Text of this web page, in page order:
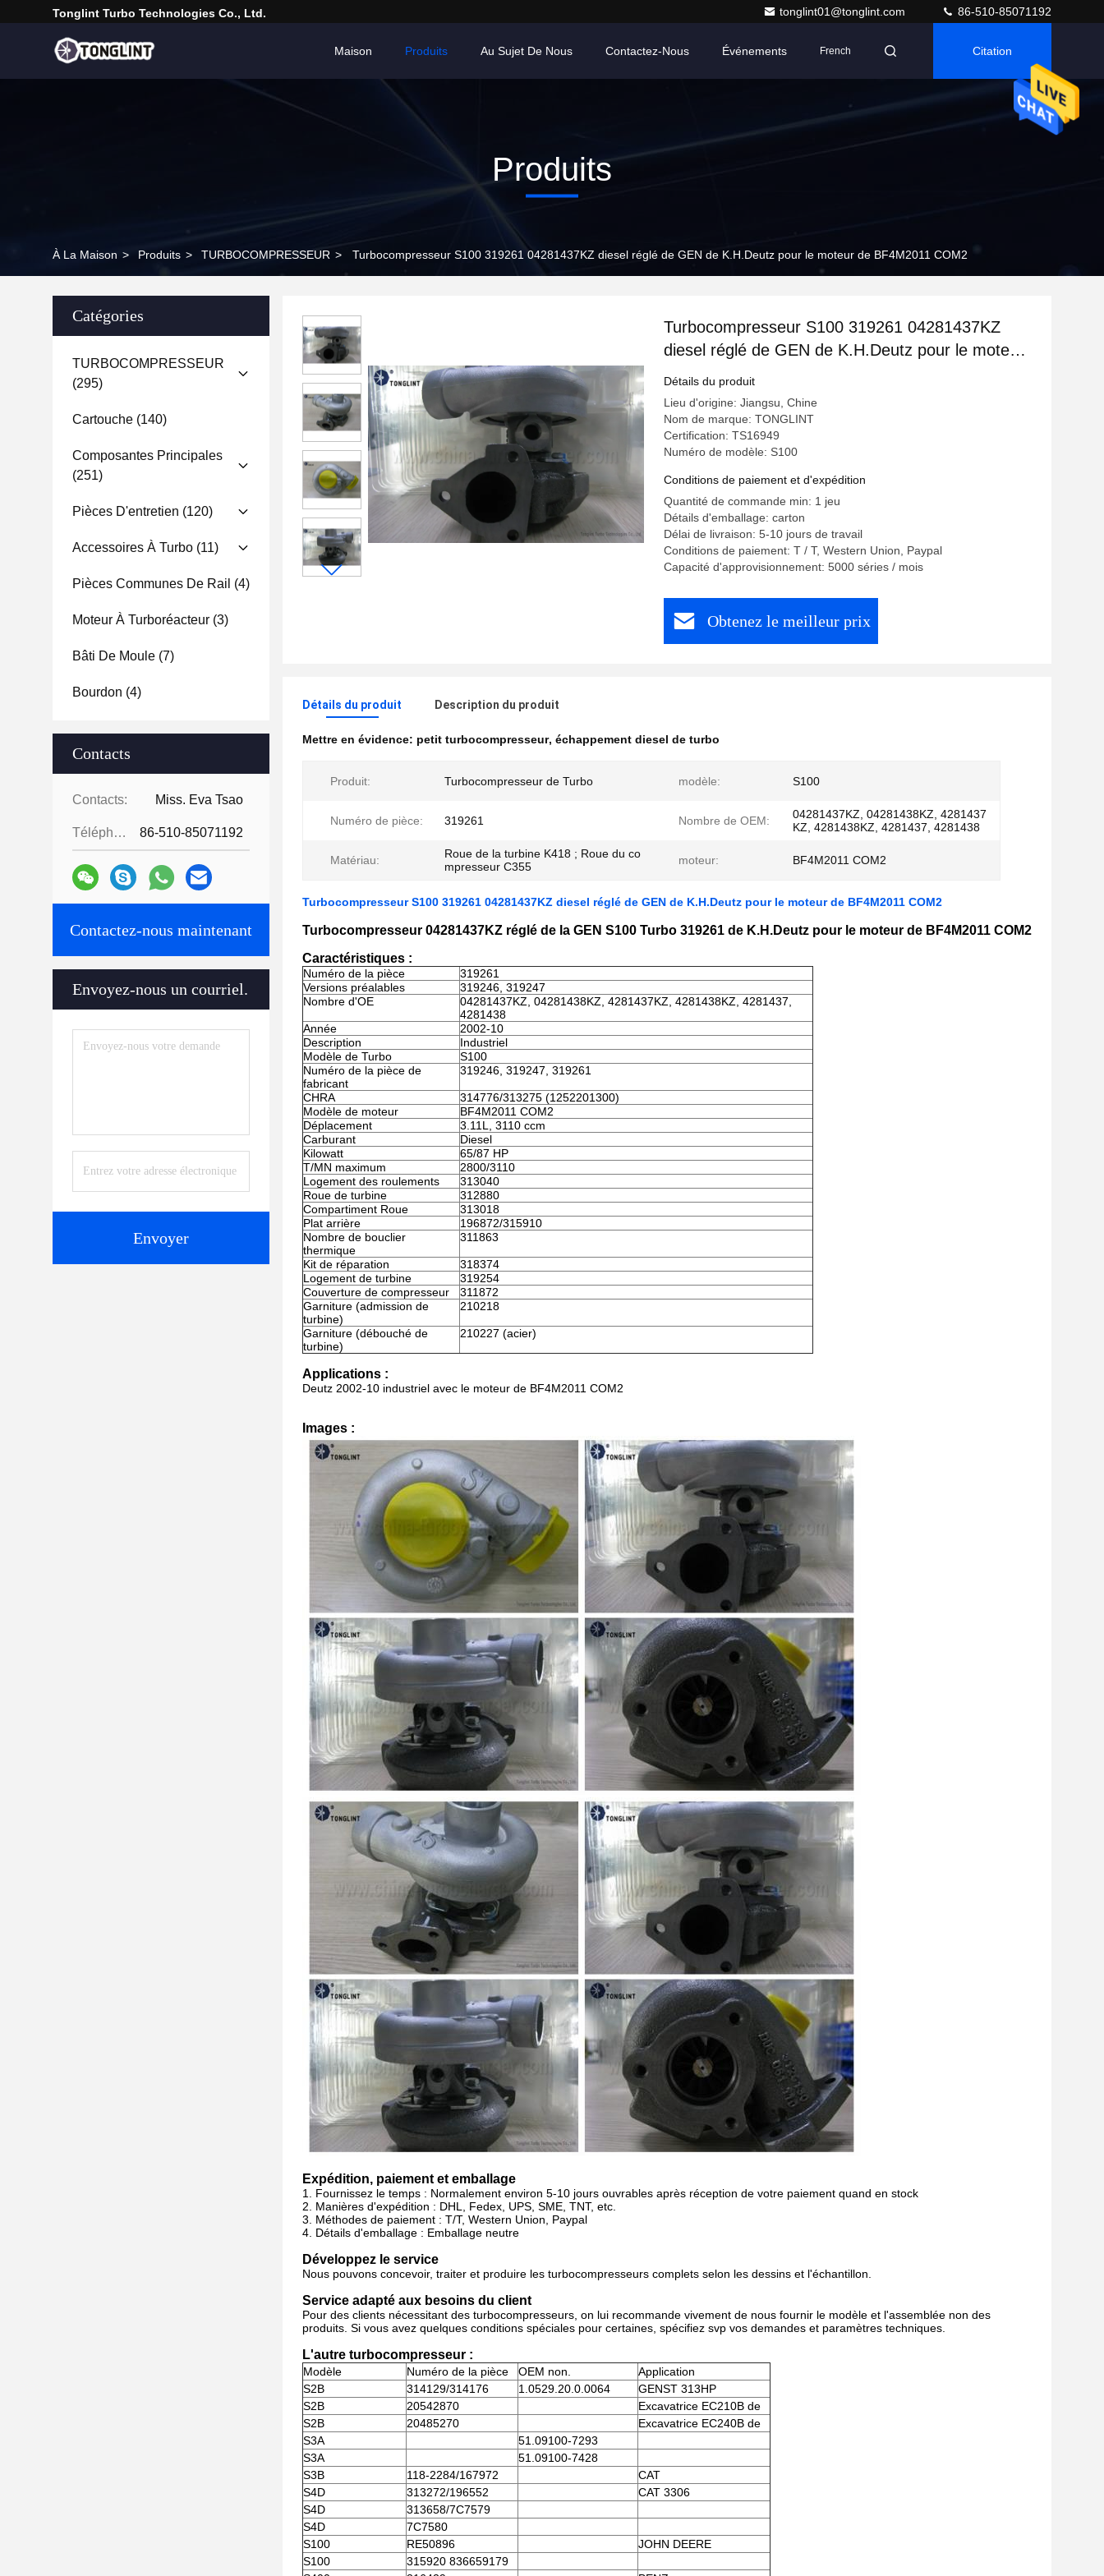
Tonglint Turbo Technologies Co., Ltd. tonglint01@tonglint.com 86-510-85071192
Maison Produits Au Sujet De Nous Contactez-Nous Événements French Citation
Produits
À La Maison > Produits > TURBOCOMPRESSEUR > Turbocompresseur S100 319261 04281437KZ diesel réglé de GEN de K.H.Deutz pour le moteur de BF4M2011 COM2
Catégories
TURBOCOMPRESSEUR
(295)
Cartouche (140)
Composantes Principales
(251)
Pièces D'entretien (120)
Accessoires À Turbo (11)
Pièces Communes De Rail (4)
Moteur À Turboréacteur (3)
Bâti De Moule (7)
Bourdon (4)
Contacts
Contacts: Miss. Eva Tsao
Téléphone: 86-510-85071192
Contactez-nous maintenant
Envoyez-nous un courriel.
Envoyer
Turbocompresseur S100 319261 04281437KZ
diesel réglé de GEN de K.H.Deutz pour le moteur
de BF4M2011 COM2
Détails du produit
Lieu d'origine: Jiangsu, Chine
Nom de marque: TONGLINT
Certification: TS16949
Numéro de modèle: S100
Conditions de paiement et d'expédition
Quantité de commande min: 1 jeu
Détails d'emballage: carton
Délai de livraison: 5-10 jours de travail
Conditions de paiement: T / T, Western Union, Paypal
Capacité d'approvisionnement: 5000 séries / mois
Obtenez le meilleur prix
Détails du produit Description du produit
Mettre en évidence: petit turbocompresseur, échappement diesel de turbo
Produit: Turbocompresseur de Turbo modèle: S100
Numéro de pièce: 319261 Nombre de OEM:
04281437KZ, 04281438KZ, 4281437
KZ, 4281438KZ, 4281437, 4281438
Matériau:
Roue de la turbine K418 ; Roue du co
mpresseur C355
moteur: BF4M2011 COM2
Turbocompresseur S100 319261 04281437KZ diesel réglé de GEN de K.H.Deutz pour le moteur de BF4M2011 COM2
Turbocompresseur 04281437KZ réglé de la GEN S100 Turbo 319261 de K.H.Deutz pour le moteur de BF4M2011 COM2
Caractéristiques :
Numéro de la pièce
319261
Versions préalables
319246, 319247
Nombre d'OE
04281437KZ, 04281438KZ, 4281437KZ, 4281438KZ, 4281437,
4281438
Année
2002-10
Description
Industriel
Modèle de Turbo
S100
Numéro de la pièce de
fabricant
319246, 319247, 319261
CHRA
314776/313275 (1252201300)
Modèle de moteur
BF4M2011 COM2
Déplacement
3.11L, 3110 ccm
Carburant
Diesel
Kilowatt
65/87 HP
T/MN maximum
2800/3110
Logement des roulements
313040
Roue de turbine
312880
Compartiment Roue
313018
Plat arrière
196872/315910
Nombre de bouclier
thermique
311863
Kit de réparation
318374
Logement de turbine
319254
Couverture de compresseur
311872
Garniture (admission de
turbine)
210218
Garniture (débouché de
turbine)
210227 (acier)
Applications :
Deutz 2002-10 industriel avec le moteur de BF4M2011 COM2
Images :
Expédition, paiement et emballage
1. Fournissez le temps : Normalement environ 5-10 jours ouvrables après réception de votre paiement quand en stock
2. Manières d'expédition : DHL, Fedex, UPS, SME, TNT, etc.
3. Méthodes de paiement : T/T, Western Union, Paypal
4. Détails d'emballage : Emballage neutre
Développez le service
Nous pouvons concevoir, traiter et produire les turbocompresseurs complets selon les dessins et l'échantillon.
Service adapté aux besoins du client
Pour des clients nécessitant des turbocompresseurs, on lui recommande vivement de nous fournir le modèle et l'assemblée non des
produits. Si vous avez quelques conditions spéciales pour certaines, spécifiez svp vos demandes et paramètres techniques.
L'autre turbocompresseur :
Modèle Numéro de la pièce OEM non.
Application
S2B
314129/314176 1.0529.20.0.0064
GENST 313HP
S2B
20542870
Excavatrice EC210B de
S2B
20485270
Excavatrice EC240B de
S3A
51.09100-7293
S3A
51.09100-7428
S3B
118-2284/167972
CAT
S4D
313272/196552
CAT 3306
S4D
313658/7C7579
S4D
7C7580
S100
RE50896
JOHN DEERE
S100
315920 836659179